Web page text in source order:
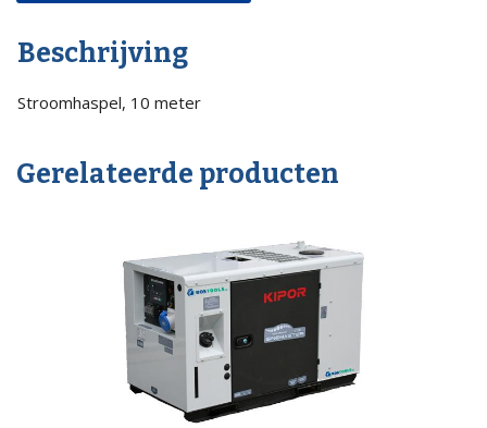
Beschrijving
Stroomhaspel, 10 meter
Gerelateerde producten